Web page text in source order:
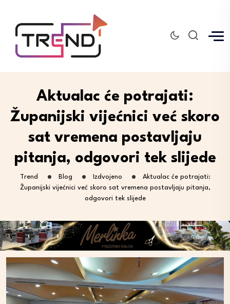
Aktualac će potrajati:
Županijski vijećnici već skoro
sat vremena postavljaju
pitanja, odgovori tek slijede
Trend Blog Izdvojeno
Aktualac će potrajati:
Županijski vijećnici već skoro sat vremena postavljaju pitanja,
odgovori tek slijede